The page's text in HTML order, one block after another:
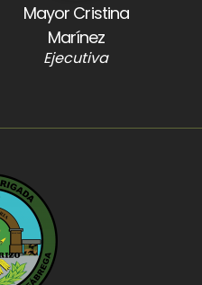
Mayor Cristina
Marínez
Ejecutiva